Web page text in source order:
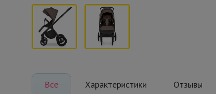
Все Характеристики Отзывы